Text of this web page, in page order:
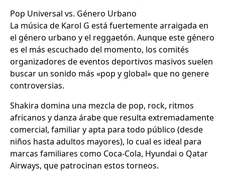
Pop Universal vs. Género Urbano
La música de Karol G está fuertemente arraigada en
el género urbano y el reggaetón. Aunque este género
es el más escuchado del momento, los comités
organizadores de eventos deportivos masivos suelen
buscar un sonido más «pop y global» que no genere
controversias.
Shakira domina una mezcla de pop, rock, ritmos
africanos y danza árabe que resulta extremadamente
comercial, familiar y apta para todo público (desde
niños hasta adultos mayores), lo cual es ideal para
marcas familiares como Coca-Cola, Hyundai o Qatar
Airways, que patrocinan estos torneos.